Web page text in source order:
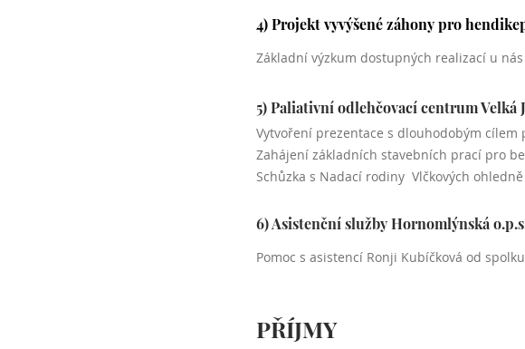
4) Projekt vyvýšené záhony pro
Základní výzkum dostupných realizací u
5) Paliativní odlehčovací centrum Velká
Vytvoření prezentace s dlouhodobým cílem
Zahájení základních stavebních prací pro
Schůzka s Nadací rodiny Vlčkových
6) Asistenční služby Hornomlýnská
Pomoc s asistencí Ronji Kubíčková od
PŘÍJMY